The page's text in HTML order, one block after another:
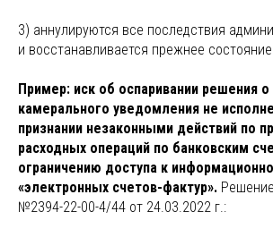
3) аннулируются все последствия
и восстанавливается прежнее
Пример: иск об оспаривании решения о
камерального уведомления не
признании незаконными действий по
расходных операций по банковским
ограничению доступа к
«электронных счетов-фактур».
№2394-22-00-4/44 от 24.03.2022 г.: